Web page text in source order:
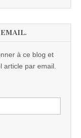
à ce blog et
article par email.